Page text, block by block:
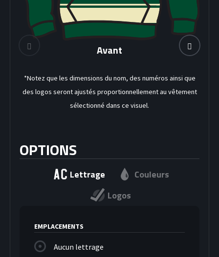
DEK HOCKEY
Avant
*Notez que les dimensions du nom, des numéros ainsi que
des logos seront ajustés proportionnellement au vêtement
sélectionné dans ce visuel.
OPTIONS
Lettrage
Couleurs
Logos
EMPLACEMENTS
Aucun lettrage